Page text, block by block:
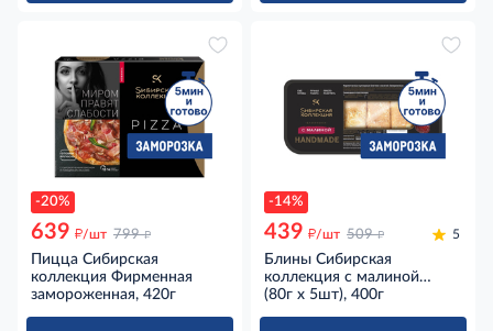
-20%
639 д/шт 799 д
Пицца Сибирская
коллекция Фирменная
замороженная, 420г
-14%
439 д/шт 509 д 5
Блины Сибирская
коллекция с малиной
замороженные (80г х 5шт),
(80г х 5шт), 400г